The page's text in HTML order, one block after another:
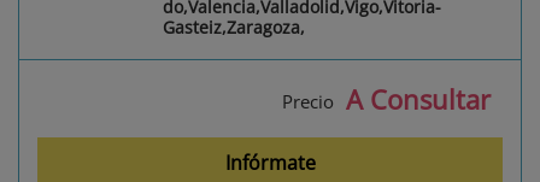
do,Valencia,Valladolid,Vigo,Vitoria-
Gasteiz,Zaragoza,
Precio A Consultar
Infórmate